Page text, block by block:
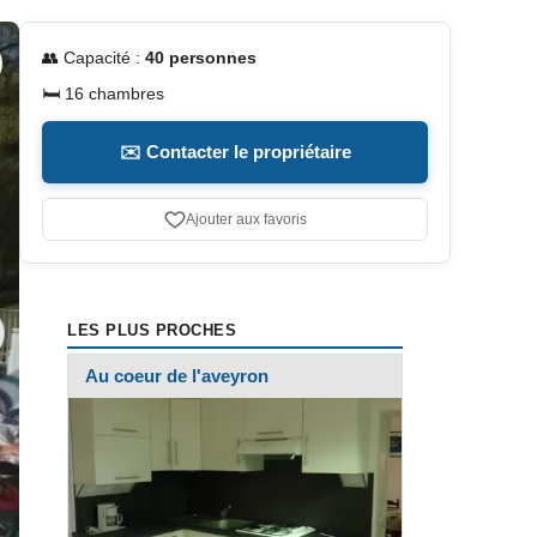
👥 Capacité : 40 personnes
🛏️ 16 chambres
✉️ Contacter le propriétaire
Ajouter aux favoris
LES PLUS PROCHES
Au coeur de l'aveyron